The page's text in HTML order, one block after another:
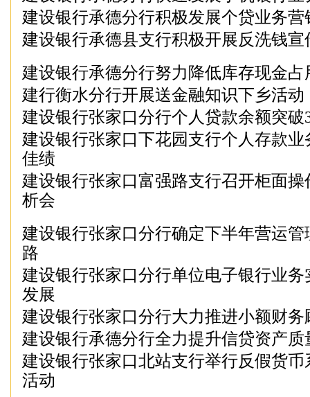
建设银行承德分行积极发展个贷业务营
建设银行承德县支行积极开展反洗钱宣
建设银行承德分行努力降低库存现金占
建行衡水分行开展送金融知识下乡活动
建设银行张家口分行个人贷款余额突破
建设银行张家口下花园支行个人存款业
佳绩
建设银行张家口富强路支行召开柜面操
析会
建设银行张家口分行确定下半年营运管
路
建设银行张家口分行单位电子银行业务
发展
建设银行张家口分行大力推进小额财务
建设银行承德分行全力提升信贷资产质
建设银行张家口北站支行举行反假货币
活动